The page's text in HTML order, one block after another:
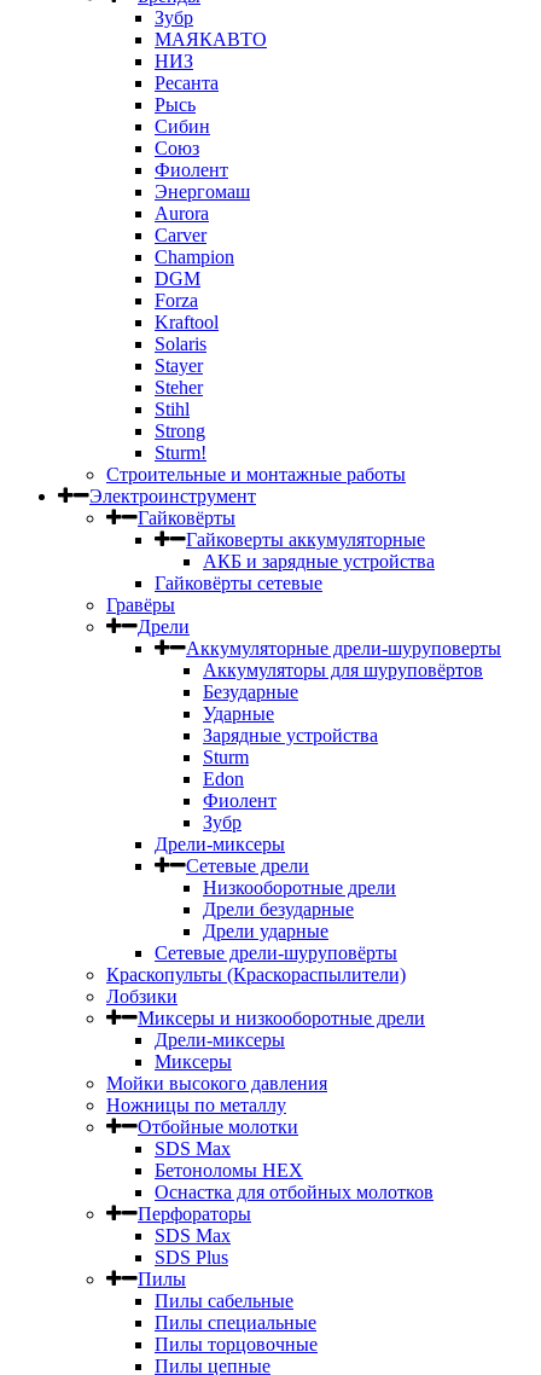
Зубр
МАЯКАВТО
НИЗ
Ресанта
Рысь
Сибин
Союз
Фиолент
Энергомаш
Aurora
Carver
Champion
DGM
Forza
Kraftool
Solaris
Stayer
Steher
Stihl
Strong
Sturm!
Строительные и монтажные работы
Электроинструмент
Гайковёрты
Гайковерты аккумуляторные
АКБ и зарядные устройства
Гайковёрты сетевые
Гравёры
Дрели
Аккумуляторные дрели-шуруповерты
Аккумуляторы для шуруповёртов
Безударные
Ударные
Зарядные устройства
Sturm
Edon
Фиолент
Зубр
Дрели-миксеры
Сетевые дрели
Низкооборотные дрели
Дрели безударные
Дрели ударные
Сетевые дрели-шуруповёрты
Краскопульты (Краскораспылители)
Лобзики
Миксеры и низкооборотные дрели
Дрели-миксеры
Миксеры
Мойки высокого давления
Ножницы по металлу
Отбойные молотки
SDS Max
Бетоноломы HEX
Оснастка для отбойных молотков
Перфораторы
SDS Max
SDS Plus
Пилы
Пилы сабельные
Пилы специальные
Пилы торцовочные
Пилы цепные